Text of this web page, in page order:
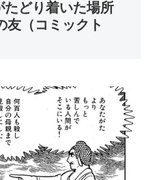
たどり着いた場所
（コミックト